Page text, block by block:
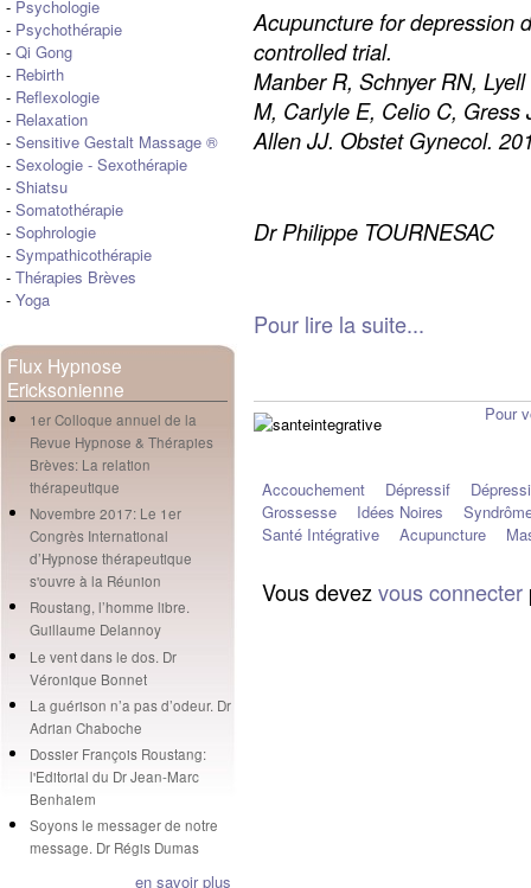
- Psychologie
- Psychothérapie
- Qi Gong
- Rebirth
- Reflexologie
- Relaxation
- Sensitive Gestalt Massage ®
- Sexologie - Sexothérapie
- Shiatsu
- Somatothérapie
- Sophrologie
- Sympathicothérapie
- Thérapies Brèves
- Yoga
Flux Hypnose
Ericksonienne
1er Colloque annuel de la
Revue Hypnose & Thérapies
Brèves: La relation
thérapeutique
Novembre 2017: Le 1er
Congrès International
d’Hypnose thérapeutique
s'ouvre à la Réunion
Roustang, l’homme libre.
Guillaume Delannoy
Le vent dans le dos. Dr
Véronique Bonnet
La guérison n’a pas d’odeur. Dr
Adrian Chaboche
Dossier François Roustang:
l'Editorial du Dr Jean-Marc
Benhaiem
Soyons le messager de notre
message. Dr Régis Dumas
en savoir plus
Acupuncture for depression
controlled trial.
Manber R, Schnyer RN,
M, Carlyle E, Celio C, Gress
Allen JJ. Obstet Gynecol.
Dr Philippe TOURNESAC
Pour lire la suite...
Pour
Accouchement Dépressif
Grossesse
Idées Noires
Santé Intégrative
Acupuncture
Vous devez vous connecter